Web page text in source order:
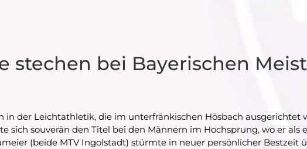
stechen bei Bayerischen
in der Leichtathletik, die im unterfränkischen Hösbach
sich souverän den Titel bei den Männern im Hochsprung, wo er als
(beide MTV Ingolstadt) stürmte in neuer persönlicher Bestzeit